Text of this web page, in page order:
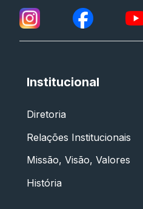
Institucional
Diretoria
Relações Institucionais
Missão, Visão, Valores
História